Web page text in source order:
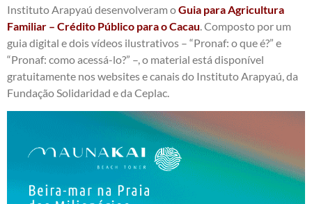
Instituto Arapyaú desenvolveram oGuia para Agricultura
Familiar – Crédito Público para o Cacau. Composto por um
guia digital e dois vídeos ilustrativos – “Pronaf: o que é?” e
“Pronaf: como acessá-lo?” –, o material está disponível
gratuitamente nos websites e canais do Instituto Arapyaú, da
Fundação Solidaridad e da Ceplac.